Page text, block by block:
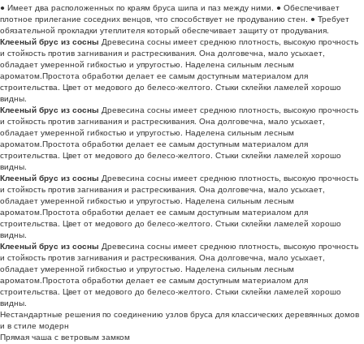
● Имеет два расположенных по краям бруса шипа и паз между ними. ● Обеспечивает
плотное прилегание соседних венцов, что способствует не продуванию стен. ● Требует
обязательной прокладки утеплителя который обеспечивает защиту от продувания.
Клееный брус из сосны Древесина сосны имеет среднюю плотность, высокую прочность
и стойкость против загнивания и растрескивания. Она долговечна, мало усыхает,
обладает умеренной гибкостью и упругостью. Наделена сильным лесным
ароматом.Простота обработки делает ее самым доступным материалом для
строительства. Цвет от медового до белесо-желтого. Стыки склейки ламелей хорошо
видны.
Клееный брус из сосны Древесина сосны имеет среднюю плотность, высокую прочность
и стойкость против загнивания и растрескивания. Она долговечна, мало усыхает,
обладает умеренной гибкостью и упругостью. Наделена сильным лесным
ароматом.Простота обработки делает ее самым доступным материалом для
строительства. Цвет от медового до белесо-желтого. Стыки склейки ламелей хорошо
видны.
Клееный брус из сосны Древесина сосны имеет среднюю плотность, высокую прочность
и стойкость против загнивания и растрескивания. Она долговечна, мало усыхает,
обладает умеренной гибкостью и упругостью. Наделена сильным лесным
ароматом.Простота обработки делает ее самым доступным материалом для
строительства. Цвет от медового до белесо-желтого. Стыки склейки ламелей хорошо
видны.
Клееный брус из сосны Древесина сосны имеет среднюю плотность, высокую прочность
и стойкость против загнивания и растрескивания. Она долговечна, мало усыхает,
обладает умеренной гибкостью и упругостью. Наделена сильным лесным
ароматом.Простота обработки делает ее самым доступным материалом для
строительства. Цвет от медового до белесо-желтого. Стыки склейки ламелей хорошо
видны.
Нестандартные решения по соединению узлов бруса для классических деревянных домов
и в стиле модерн
Прямая чаша с ветровым замком